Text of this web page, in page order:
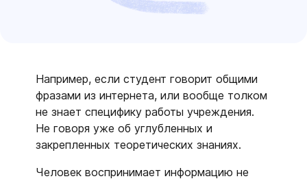
Например, если студент говорит общими
фразами из интернета, или вообще толком
не знает специфику работы учреждения.
Не говоря уже об углубленных и
закрепленных теоретических знаниях.
Человек воспринимает информацию не